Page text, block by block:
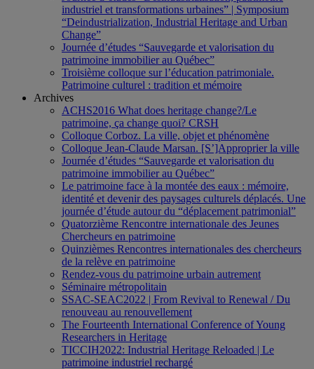
industriel et transformations urbaines” | Symposium
“Deindustrialization, Industrial Heritage and Urban
Change”
Journée d’études “Sauvegarde et valorisation du
patrimoine immobilier au Québec”
Troisième colloque sur l’éducation patrimoniale.
Patrimoine culturel : tradition et mémoire
Archives
ACHS2016 What does heritage change?/Le
patrimoine, ça change quoi? CRSH
Colloque Corboz. La ville, objet et phénomène
Colloque Jean-Claude Marsan. [S’]Approprier la ville
Journée d’études “Sauvegarde et valorisation du
patrimoine immobilier au Québec”
Le patrimoine face à la montée des eaux : mémoire,
identité et devenir des paysages culturels déplacés. Une
journée d’étude autour du “déplacement patrimonial”
Quatorzième Rencontre internationale des Jeunes
Chercheurs en patrimoine
Quinzièmes Rencontres internationales des chercheurs
de la relève en patrimoine
Rendez-vous du patrimoine urbain autrement
Séminaire métropolitain
SSAC-SEAC2022 | From Revival to Renewal / Du
renouveau au renouvellement
The Fourteenth International Conference of Young
Researchers in Heritage
TICCIH2022: Industrial Heritage Reloaded | Le
patrimoine industriel rechargé